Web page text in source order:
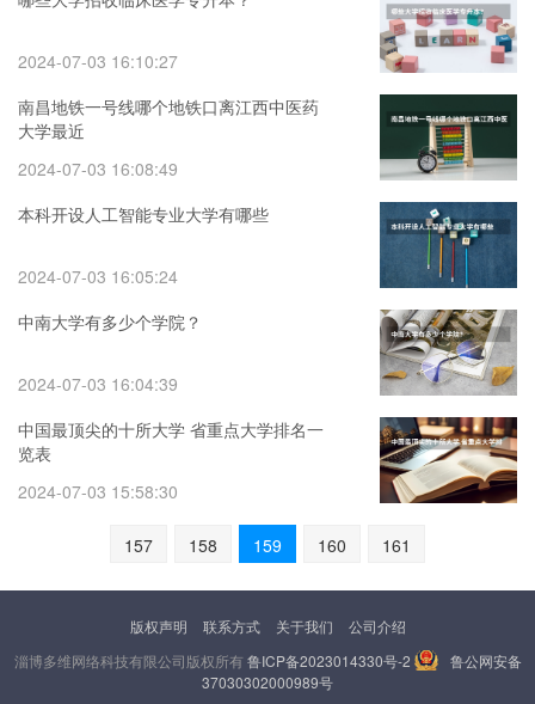
2024-07-03 16:10:27
南昌地铁一号线哪个地铁口离江西中医药
大学最近
2024-07-03 16:08:49
本科开设人工智能专业大学有哪些
2024-07-03 16:05:24
中南大学有多少个学院？
2024-07-03 16:04:39
中国最顶尖的十所大学 省重点大学排名一
览表
2024-07-03 15:58:30
157 158 159 160 161
版权声明 联系方式 关于我们
公司介绍
淄博多维网络科技有限公司版权所有鲁ICP备2023014330号-2
鲁公网安备
37030302000989号